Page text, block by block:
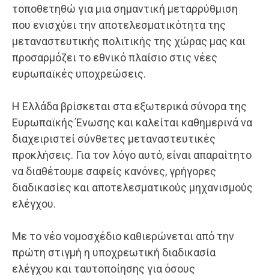
τοποθετηθώ για μια σημαντική μεταρρύθμιση
που ενισχύει την αποτελεσματικότητα της
μεταναστευτικής πολιτικής της χώρας μας και
προσαρμόζει το εθνικό πλαίσιο στις νέες
ευρωπαϊκές υποχρεώσεις.
Η Ελλάδα βρίσκεται στα εξωτερικά σύνορα της
Ευρωπαϊκής Ένωσης και καλείται καθημερινά να
διαχειριστεί σύνθετες μεταναστευτικές
προκλήσεις. Για τον λόγο αυτό, είναι απαραίτητο
να διαθέτουμε σαφείς κανόνες, γρήγορες
διαδικασίες και αποτελεσματικούς μηχανισμούς
ελέγχου.
Με το νέο νομοσχέδιο καθιερώνεται από την
πρώτη στιγμή η υποχρεωτική διαδικασία
ελέγχου και ταυτοποίησης για όσους